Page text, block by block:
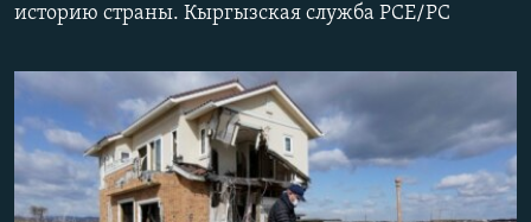
АРХИВ
Հայերեն
English
Русский
историю страны. Кыргызская служба РСЕ/РС